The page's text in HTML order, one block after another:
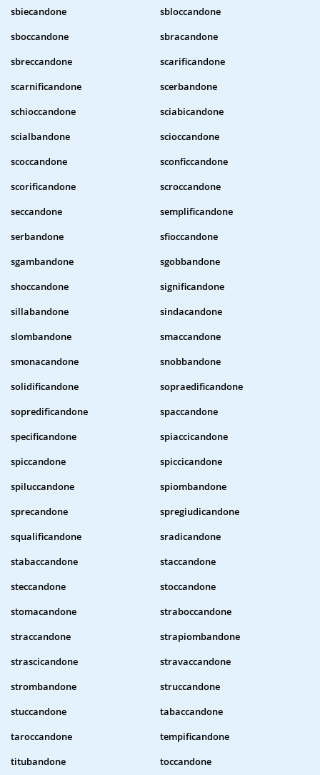
sbiecandone
sbloccandone
sboccandone
sbracandone
sbreccandone
scarificandone
scarnificandone
scerbandone
schioccandone
sciabicandone
scialbandone
scioccandone
scoccandone
sconficcandone
scorificandone
scroccandone
seccandone
semplificandone
serbandone
sfioccandone
sgambandone
sgobbandone
shoccandone
significandone
sillabandone
sindacandone
slombandone
smaccandone
smonacandone
snobbandone
solidificandone
sopraedificandone
sopredificandone
spaccandone
specificandone
spiaccicandone
spiccandone
spiccicandone
spiluccandone
spiombandone
sprecandone
spregiudicandone
squalificandone
sradicandone
stabaccandone
staccandone
steccandone
stoccandone
stomacandone
straboccandone
straccandone
strapiombandone
strascicandone
stravaccandone
strombandone
struccandone
stuccandone
tabaccandone
taroccandone
tempificandone
titubandone
toccandone